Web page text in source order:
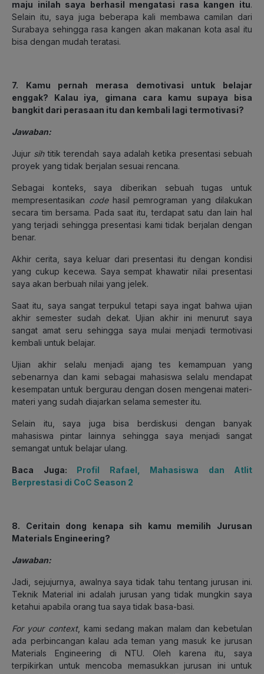
maju inilah saya berhasil mengatasi rasa kangen itu.
Selain itu, saya juga beberapa kali membawa camilan dari
Surabaya sehingga rasa kangen akan makanan kota asal itu
bisa dengan mudah teratasi.
7. Kamu pernah merasa demotivasi untuk belajar
enggak? Kalau iya, gimana cara kamu supaya bisa
bangkit dari perasaan itu dan kembali lagi termotivasi?
Jawaban:
Jujur sihtitik terendah saya adalah ketika presentasi sebuah
proyek yang tidak berjalan sesuai rencana.
Sebagai konteks, saya diberikan sebuah tugas untuk
mempresentasikan codehasil pemrograman yang dilakukan
secara tim bersama. Pada saat itu, terdapat satu dan lain hal
yang terjadi sehingga presentasi kami tidak berjalan dengan
benar.
Akhir cerita, saya keluar dari presentasi itu dengan kondisi
yang cukup kecewa. Saya sempat khawatir nilai presentasi
saya akan berbuah nilai yang jelek.
Saat itu, saya sangat terpukul tetapi saya ingat bahwa ujian
akhir semester sudah dekat. Ujian akhir ini menurut saya
sangat amat seru sehingga saya mulai menjadi termotivasi
kembali untuk belajar.
Ujian akhir selalu menjadi ajang tes kemampuan yang
sebenarnya dan kami sebagai mahasiswa selalu mendapat
kesempatan untuk bergurau dengan dosen mengenai materi-
materi yang sudah diajarkan selama semester itu.
Selain itu, saya juga bisa berdiskusi dengan banyak
mahasiswa pintar lainnya sehingga saya menjadi sangat
semangat untuk belajar ulang.
Baca Juga: Profil Rafael, Mahasiswa dan Atlit
Berprestasi di CoC Season 2
8. Ceritain dong kenapa sih kamu memilih Jurusan
Materials Engineering?
Jawaban:
Jadi, sejujurnya, awalnya saya tidak tahu tentang jurusan ini.
Teknik Material ini adalah jurusan yang tidak mungkin saya
ketahui apabila orang tua saya tidak basa-basi.
For your context, kami sedang makan malam dan kebetulan
ada perbincangan kalau ada teman yang masuk ke jurusan
Materials Engineering di NTU. Oleh karena itu, saya
terpikirkan untuk mencoba memasukkan jurusan ini untuk